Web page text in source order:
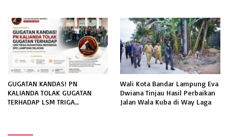
INFORMASI PUBLIK
GUGATAN KANDAS! PN
KALIANDA TOLAK GUGATAN
TERHADAP LSM TRIGA
Wali Kota Bandar Lampung Eva
Dwiana Tinjau Hasil Perbaikan
Jalan Wala Kuba di Way Laga